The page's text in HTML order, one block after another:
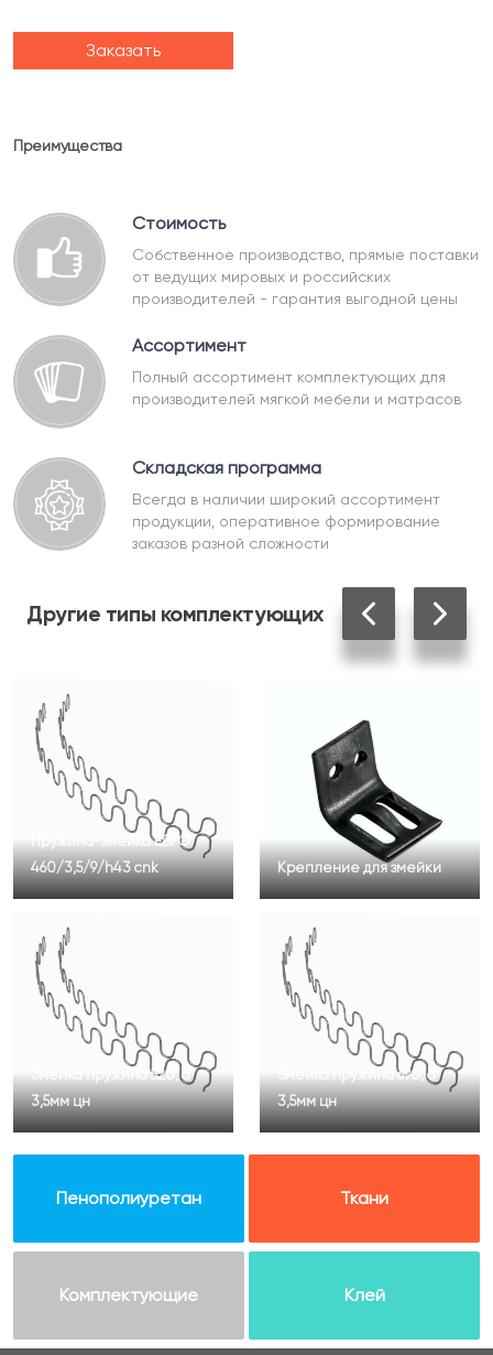
Заказать
Преимущества
Стоимость
Собственное производство, прямые поставки
от ведущих мировых и российских
производителей - гарантия выгодной цены
Ассортимент
Полный ассортимент комплектующих для
производителей мягкой мебели и матрасов
Складская программа
Всегда в наличии широкий ассортимент
продукции, оперативное формирование
заказов разной сложности
Другие типы комплектующих
Пружина-змейка ЕВРО
460/3,5/9/h43 cnk
Змейка пружина 520, d
3,5мм цн
Крепление для змейки
Змейка пружина 690, d
3,5мм цн
Пенополиуретан Ткани
Комплектующие Клей